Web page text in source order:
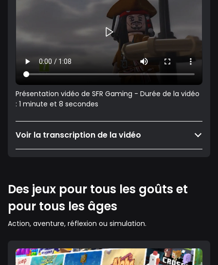
Présentation vidéo de SFR Gaming - Durée de la vidéo
: 1 minute et 8 secondes
Voir la transcription de la vidéo
Des jeux pour tous les goûts et
pour tous les âges
Action, aventure, réflexion ou simulation.